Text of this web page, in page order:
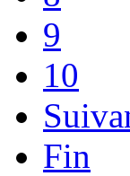
9
10
Fin